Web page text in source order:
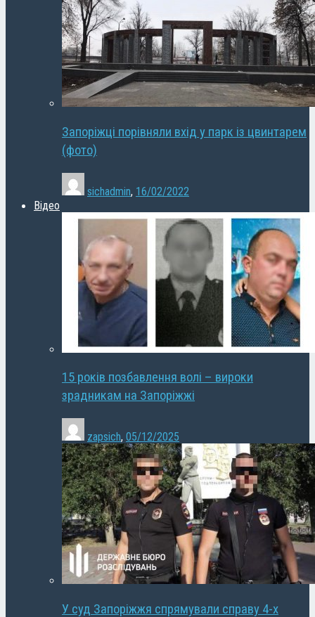
Запоріжці порівняли вхід у парк із цвинтарем
(фото)
sichadmin, 16/02/2022
Відео
15 років позбавлення волі – вироки
зрадникам на Запоріжжі
zapsich, 05/12/2025
У суд Запоріжжя спрямували справу 4-х